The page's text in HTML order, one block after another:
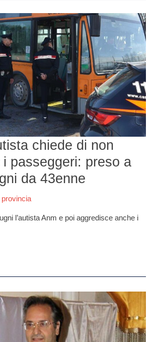
chiede di non
passeggeri: preso a
da 43enne
provincia
l’autista Anm e poi aggredisce anche i